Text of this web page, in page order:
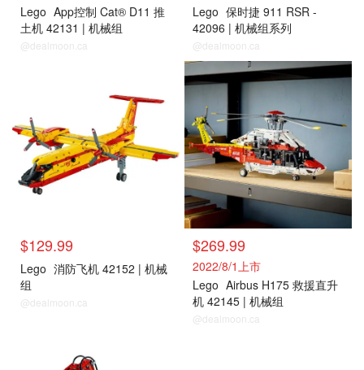
Lego App控制 Cat® D11 推
土机 42131 | 机械组
@dealmoon.ca
Lego 保时捷 911 RSR -
42096 | 机械组系列
@dealmoon.ca
$129.99
Lego 消防飞机 42152 | 机械
组
@dealmoon.ca
$269.99
2022/8/1上市
Lego Airbus H175 救援直升
机 42145 | 机械组
@dealmoon.ca